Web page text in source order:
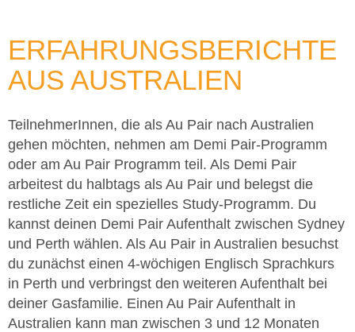
ERFAHRUNGSBERICHTE
AUS AUSTRALIEN
TeilnehmerInnen, die als Au Pair nach Australien
gehen möchten, nehmen am Demi Pair-Programm
oder am Au Pair Programm teil. Als Demi Pair
arbeitest du halbtags als Au Pair und belegst die
restliche Zeit ein spezielles Study-Programm. Du
kannst deinen Demi Pair Aufenthalt zwischen Sydney
und Perth wählen. Als Au Pair in Australien besuchst
du zunächst einen 4-wöchigen Englisch Sprachkurs
in Perth und verbringst den weiteren Aufenthalt bei
deiner Gasfamilie. Einen Au Pair Aufenthalt in
Australien kann man zwischen 3 und 12 Monaten